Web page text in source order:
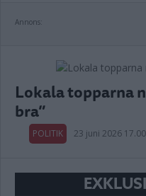
Annons:
Lokala topparna
bra”
POLITIK 23 juni 2026 17.00